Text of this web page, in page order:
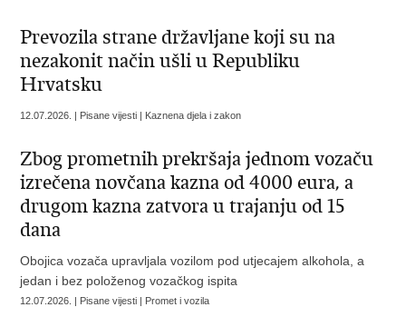
​Prevozila strane državljane koji su na
nezakonit način ušli u Republiku
Hrvatsku
12.07.2026. | Pisane vijesti | Kaznena djela i zakon
Zbog prometnih prekršaja jednom vozaču
izrečena novčana kazna od 4000 eura, a
drugom kazna zatvora u trajanju od 15
dana
Obojica vozača upravljala vozilom pod utjecajem alkohola, a
jedan i bez položenog vozačkog ispita
12.07.2026. | Pisane vijesti | Promet i vozila